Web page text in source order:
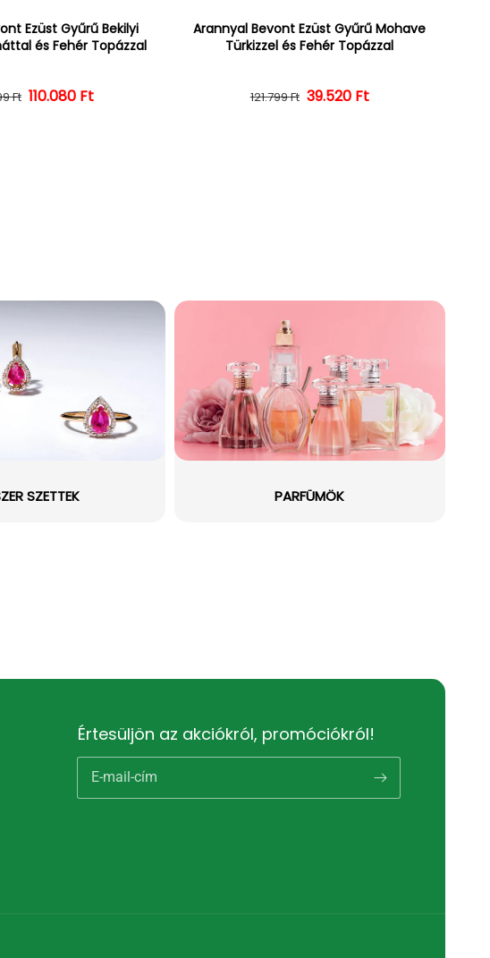
Ezüst Gyűrű Bekilyi
és Fehér Topázzal
Normál ár
Ft Kedvezményes ár
110.080 Ft
Arannyal Bevont Ezüst Gyűrű Mohave
Türkizzel és Fehér Topázzal
Normál ár
121.799 Ft Kedvezményes ár
39.520 Ft
SZETTEK PARFÜMÖK
Értesüljön az akciókról, promóciókról!
E-mail-cím